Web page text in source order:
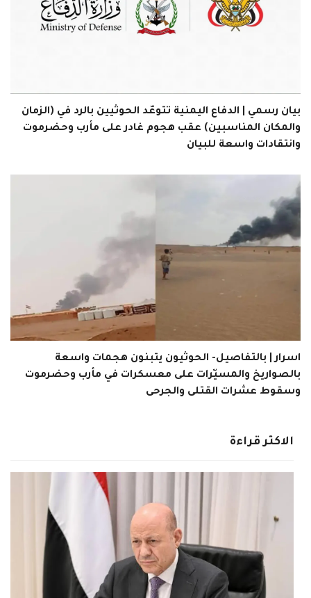
بيان رسمي | الدفاع اليمنية تتوعّد الحوثيين بالرد في (الزمان
والمكان المناسبين) عقب هجوم غادر على مأرب وحضرموت
وانتقادات واسعة للبيان
اسرار | بالتفاصيل- الحوثيون يتبنون هجمات واسعة
بالصواريخ والمسيّرات على معسكرات في مأرب وحضرموت
وسقوط عشرات القتلى والجرحى
الاكثر قراءة